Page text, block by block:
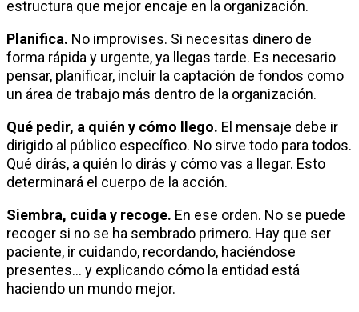
estructura que mejor encaje en la organización.
Planifica. No improvises. Si necesitas dinero de
forma rápida y urgente, ya llegas tarde. Es necesario
pensar, planificar, incluir la captación de fondos como
un área de trabajo más dentro de la organización.
Qué pedir, a quién y cómo llego. El mensaje debe ir
dirigido al público específico. No sirve todo para todos.
Qué dirás, a quién lo dirás y cómo vas a llegar. Esto
determinará el cuerpo de la acción.
Siembra, cuida y recoge. En ese orden. No se puede
recoger si no se ha sembrado primero. Hay que ser
paciente, ir cuidando, recordando, haciéndose
presentes… y explicando cómo la entidad está
haciendo un mundo mejor.